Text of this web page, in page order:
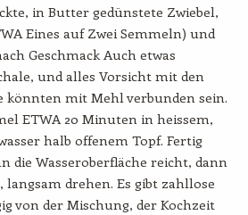
in Butter gedünstete Zwiebel,
Eines auf Zwei Semmeln) und
Geschmack Auch etwas
und alles Vorsicht mit den
könnten mit Mehl verbunden sein.
ETWA 20 Minuten in heissem,
halb offenem Topf. Fertig
die Wasseroberfläche reicht, dann
drehen. Es gibt zahllose
von der Mischung, der Kochzeit